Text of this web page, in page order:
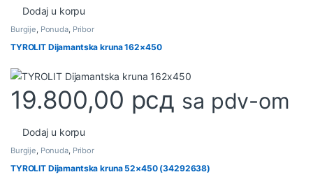
Dodaj u korpu
Burgije, Ponuda, Pribor
TYROLIT Dijamantska kruna 162×450
19.800,00 рсд sa pdv-om
Dodaj u korpu
Burgije, Ponuda, Pribor
TYROLIT Dijamantska kruna 52×450 (34292638)